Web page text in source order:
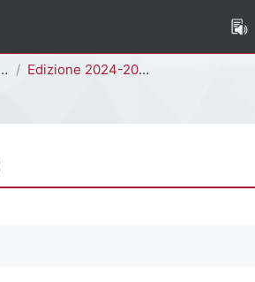
Edizione 2024-2025 - XIII Edizione (Novembre 2024)